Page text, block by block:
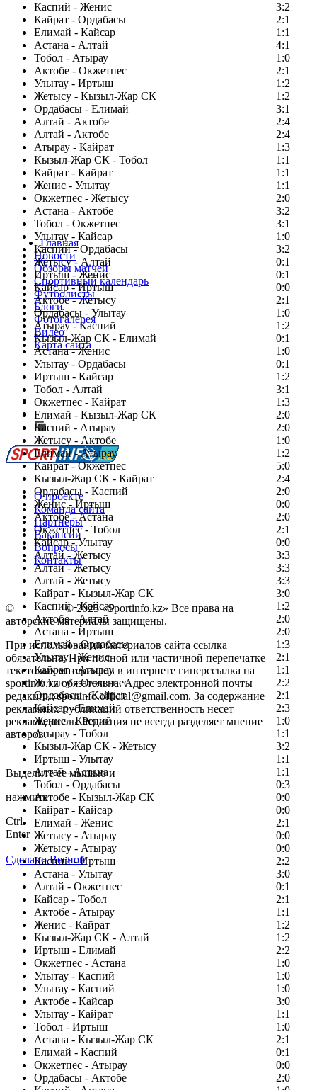
Каспий - Женис
3:2
Кайрат - Ордабасы
2:1
Елимай - Кайсар
1:1
Астана - Алтай
4:1
Тобол - Атырау
1:0
Актобе - Окжетпес
2:1
Улытау - Иртыш
1:2
Жетысу - Кызыл-Жар СК
1:2
Ордабасы - Елимай
3:1
Алтай - Актобе
2:4
Алтай - Актобе
2:4
Атырау - Кайрат
1:3
Кызыл-Жар СК - Тобол
1:1
Кайрат - Кайрат
1:1
Женис - Улытау
1:1
Окжетпес - Жетысу
2:0
Астана - Актобе
3:2
Тобол - Окжетпес
3:1
Улытау - Кайсар
1:0
Каспий - Ордабасы
3:2
Жетысу - Алтай
0:1
Иртыш - Женис
0:1
Кайсар - Иртыш
0:0
Актобе - Жетысу
2:1
Ордабасы - Улытау
1:0
Атырау - Каспий
1:2
Кызыл-Жар СК - Елимай
0:1
Астана - Женис
1:0
Улытау - Ордабасы
0:1
Иртыш - Кайсар
1:2
Тобол - Алтай
3:1
Окжетпес - Кайрат
1:3
Елимай - Кызыл-Жар СК
2:0
Каспий - Атырау
2:0
Жетысу - Актобе
1:0
Елимай - Атырау
1:2
Кайрат - Окжетпес
5:0
Кызыл-Жар СК - Кайрат
2:4
Ордабасы - Каспий
2:0
Женис - Иртыш
0:0
Актобе - Астана
2:0
Окжетпес - Тобол
2:1
Кайсар - Улытау
0:0
Алтай - Жетысу
3:3
Алтай - Жетысу
3:3
Алтай - Жетысу
3:3
Кайрат - Кызыл-Жар СК
3:0
Каспий - Кайсар
1:2
Актобе - Алтай
2:0
Астана - Иртыш
2:0
Елимай - Ордабасы
1:3
Улытау - Женис
2:1
Кайрат - Атырау
1:1
Жетысу - Окжетпес
2:2
Ордабасы - Кайрат
2:1
Кайсар - Елимай
2:3
Женис - Каспий
1:0
Атырау - Тобол
1:1
Кызыл-Жар СК - Жетысу
3:2
Иртыш - Улытау
1:1
Алтай - Астана
1:1
Тобол - Ордабасы
0:3
Актобе - Кызыл-Жар СК
0:0
Кайрат - Кайсар
0:0
Елимай - Женис
2:1
Жетысу - Атырау
0:0
Жетысу - Атырау
0:0
Каспий - Иртыш
2:2
Астана - Улытау
3:0
Алтай - Окжетпес
0:1
Кайсар - Тобол
2:1
Актобе - Атырау
1:1
Женис - Кайрат
1:2
Кызыл-Жар СК - Алтай
1:2
Иртыш - Елимай
2:2
Окжетпес - Астана
1:0
Улытау - Каспий
1:0
Улытау - Каспий
1:0
Актобе - Кайсар
3:0
Улытау - Кайрат
1:1
Тобол - Иртыш
1:0
Астана - Кызыл-Жар СК
2:1
Елимай - Каспий
0:1
Окжетпес - Атырау
0:0
Ордабасы - Актобе
2:0
Главная
Новости
Обзоры матчей
Спортивный календарь
Футболисты
Блоги
Фотогалерея
Видео
Карта сайта
Есть идея?
Сообщить о мероприятии
Перейти на старый сайт
О проекте
Команда сайта
Партнеры
Вакансии
Вопросы
Контакты
© Copyright© 2025 «Sportinfo.kz» Все права на
авторские материалы защищены.
При использовании материалов сайта ссылка
обязательна. При полной или частичной перепечатке
текстовых материалов в интернете гиперссылка на
sportinfo.kz обязательна. Адрес электронной почты
редакции: sportinfo.official@gmail.com. За содержание
рекламных публикаций ответственность несет
рекламодатель. Редакция не всегда разделяет мнение
авторов.
Заметили ошибку в тексте?
Выделите ее мышью и
нажмите
Ctrl
Enter
Сделано Весной